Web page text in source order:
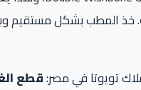
خذ المطب بشكل مستقيم
تويوتا في مصر:قطع